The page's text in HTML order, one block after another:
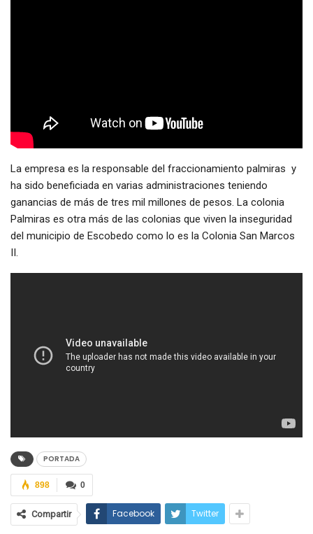
La empresa es la responsable del fraccionamiento palmiras y
ha sido beneficiada en varias administraciones teniendo
ganancias de más de tres mil millones de pesos. La colonia
Palmiras es otra más de las colonias que viven la inseguridad
del municipio de Escobedo como lo es la Colonia San Marcos
II.
PORTADA
0
898
Compartir Facebook Twitter